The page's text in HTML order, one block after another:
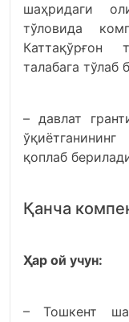
шаҳридаги
тўловида
Каттақўрғон
талабага
– давлат
қоплаб
Қанча
Ҳар ой учун:
– Тошкент